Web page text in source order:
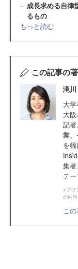
成長求める自律
るもの
もっと読む
この記事の
滝川
大
大
記
業
を
集
テ
※プロ
の内
こ